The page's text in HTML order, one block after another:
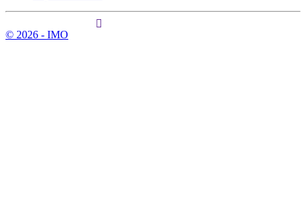
© 2026 - IMO